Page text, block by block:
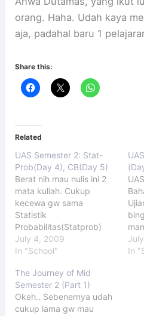
orang. Haha. Udah kaya
aja, padahal baru 1
Share this:
Related
UAS Semester 2: Stat-
Prob(Day 4), CB(Day 5)
Berat nih mau nulis ini 2
mata kuliah. Cukup
kecewa gw sama
Statistik
Probabilitas(Statprob)
dan Character
Building(CB). Statistik
Statprob ga gitu
memuaskan seperti
waktu UTS, mungkin
gara-gara kali ini gw
July 4, 2009
In "School"
In
The Journey of Mid
Semester 2 (Part 1)
Okeh.. Sebenernya udah
cukup lama gw mau